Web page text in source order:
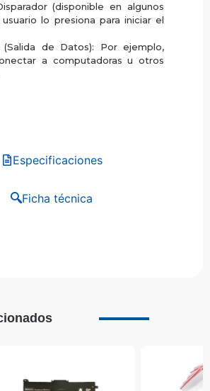
Especificaciones
Ficha técnica
(disponible en algunos
lo presiona para iniciar el
de Datos): Por ejemplo,
a computadoras u otros